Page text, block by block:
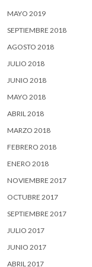
MAYO 2019
SEPTIEMBRE 2018
AGOSTO 2018
JULIO 2018
JUNIO 2018
MAYO 2018
ABRIL 2018
MARZO 2018
FEBRERO 2018
ENERO 2018
NOVIEMBRE 2017
OCTUBRE 2017
SEPTIEMBRE 2017
JULIO 2017
JUNIO 2017
ABRIL 2017